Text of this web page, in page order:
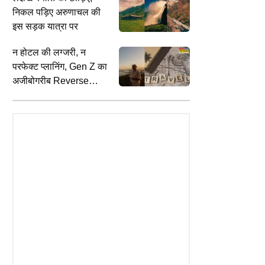
निकल पड़िए अरुणाचल की
इस सड़क यात्रा पर
न होटल की लग्जरी, न
परफेक्ट प्लानिंग, Gen Z का
अजीबोगरीब Reverse